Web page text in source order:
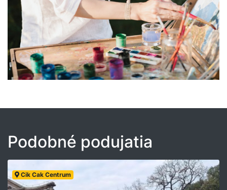
Podobné podujatia
Cik Cak Centrum